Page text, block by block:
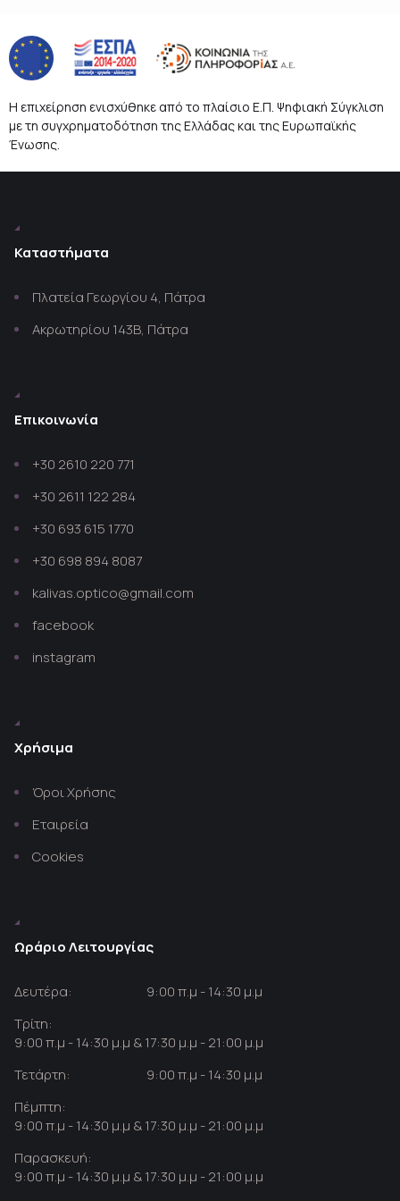
Η επιχείρηση ενισχύθηκε από το πλαίσιο Ε.Π. Ψηφιακή Σύγκλιση
με τη συγχρηματοδότηση της Ελλάδας και της Ευρωπαϊκής
Ένωσης.
Καταστήματα
Πλατεία Γεωργίου 4, Πάτρα
Ακρωτηρίου 143Β, Πάτρα
Επικοινωνία
+30 2610 220 771
+30 2611 122 284
+30 693 615 1770
+30 698 894 8087
kalivas.optico@gmail.com
facebook
instagram
Χρήσιμα
Όροι Χρήσης
Εταιρεία
Cookies
Ωράριο Λειτουργίας
Δευτέρα:
9:00 π.μ - 14:30 μ.μ
Τρίτη:
9:00 π.μ - 14:30 μ.μ & 17:30 μ.μ - 21:00 μ.μ
Τετάρτη:
9:00 π.μ - 14:30 μ.μ
Πέμπτη:
9:00 π.μ - 14:30 μ.μ & 17:30 μ.μ - 21:00 μ.μ
Παρασκευή:
9:00 π.μ - 14:30 μ.μ & 17:30 μ.μ - 21:00 μ.μ